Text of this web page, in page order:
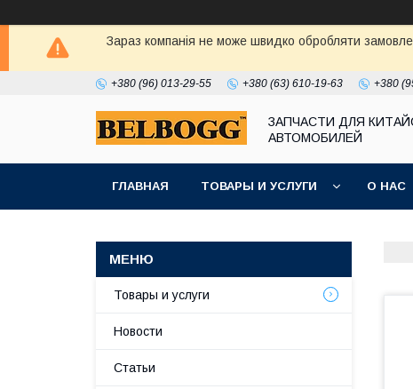
Зараз компанія не може швидко обробляти
+380 (96) 013-29-55 +380 (63) 610-19-63 +380
ЗАПЧАСТИ ДЛЯ
АВТОМОБИЛЕЙ
ГЛАВНАЯ ТОВАРЫ И УСЛУГИ О НАС
Товары и услуги
Новости
Статьи